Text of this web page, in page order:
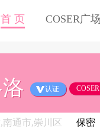
首 页 COSER广
认证 COSER
南通市,崇川区
保密